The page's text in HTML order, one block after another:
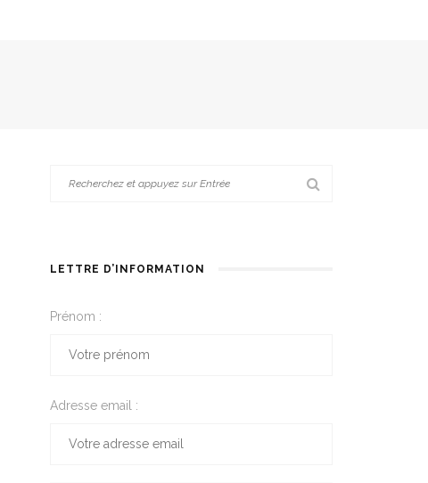
LETTRE D’INFORMATION
Prénom :
Adresse email :